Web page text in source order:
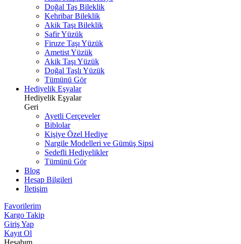
Doğal Taş Bileklik
Kehribar Bileklik
Akik Taşı Bileklik
Safir Yüzük
Firuze Taşı Yüzük
Ametist Yüzük
Akik Taşı Yüzük
Doğal Taşlı Yüzük
Tümünü Gör
Hediyelik Eşyalar
Hediyelik Eşyalar
Geri
Ayetli Çerçeveler
Biblolar
Kişiye Özel Hediye
Nargile Modelleri ve Gümüş Sipsi
Sedefli Hediyelikler
Tümünü Gör
Blog
Hesap Bilgileri
İletişim
Favorilerim
Kargo Takip
Giriş Yap
Kayıt Ol
Hesabım